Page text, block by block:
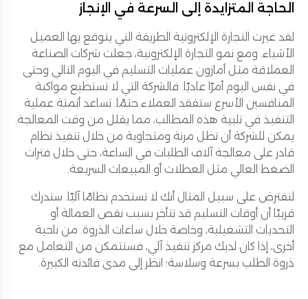
الحاجة المتزايدة إلى السرعة في الإنجاز
لقد غيرت التجارة الإلكترونية الطريقة التي يتوقع بها العميل
الأشياء. ومع نمو التجارة الإلكترونية، جعلت شركات الصناعة
العملاقة مثل أمازون عمليات التسليم في اليوم التالي وحتى
في نفس اليوم أمرًا عاديًا. فالشركة التي لا تستطيع مواكبة
المنافسين الأسرع ستفقد العملاء حتمًا. تساعد أتمتة عملية
التنفيذ في تلبية هذه المطالب، مما يقلل من وقت المعالجة.
يمكن للشركة أن تظل مرنة ومتجاوبة من خلال تنفيذ نظام
قادر على معالجة آلاف الطلبات في الساعة، حتى خلال فترات
الضغط العالي مثل العطلات أو المبيعات السريعة.
لنفترض على سبيل المثال أنك لا تستخدم نظامًا آليًا. ستدرك
قريبًا أن أوقات التسليم قد تتأخر بسبب نقص العمالة أو
التحديات التشغيلية، وخاصة خلال ساعات الذروة. من ناحية
أخرى، إذا كان لديك مركز تنفيذ آلي، فستتمكن من التعامل مع
ذروة الطلب بسرعة وسلاسة؛ انظر إلى مدى فائدته الكبيرة.